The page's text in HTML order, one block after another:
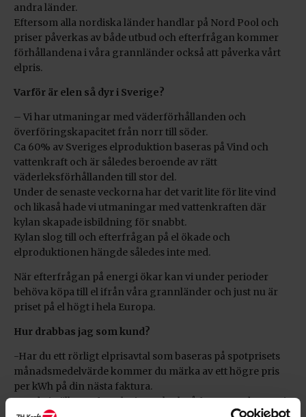
andra länder.
Eftersom alla nordiska länder handlar på Nord Pool och
priser påverkas av både utbud och efterfrågan kommer
förhållandena i våra grannländer också att påverka vårt
elpris.
Varför är elen så dyr i Sverige?
– Vi har utmaningar med väderförhållanden och
överföringskapacitet från norr till söder.
Ca 60% av Sveriges elproduktion baseras på Vind och
vattenkraft och är således beroende av rätt
väderleksförhållanden till stor del.
Under de senaste veckorna har det varit lite för lite vind
och likaså hade vi utmaningar med vattenkraften där
kylan skapade isbildning för snabbt.
Kylan slog till och efterfrågan på el ökade och
elproduktionen hängde således inte med.
När efterfrågan på energi ökar kan vi under perioder
behöva köpa till el ifrån våra grannländer och just nu är
priset på el högt i hela Europa.
Hur drabbas jag som kund?
-Har du ett rörligt elprisavtal som baseras på spotprisets
månadsmedelvärde kommer du märka av ett högre pris
per kWh på din nästa faktura.
Har du istället ett fast elpris per kWh så fungerar det precis